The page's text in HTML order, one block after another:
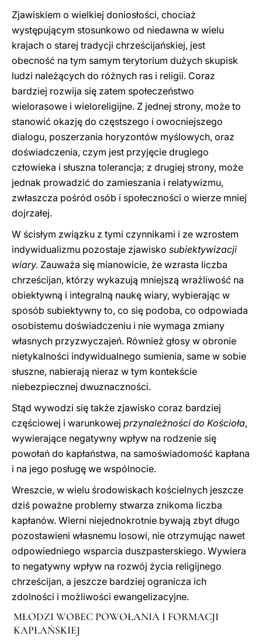
Zjawiskiem o wielkiej doniosłości, chociaż
występującym stosunkowo od niedawna w wielu
krajach o starej tradycji chrześcijańskiej, jest
obecność na tym samym terytorium dużych skupisk
ludzi należących do różnych ras i religii. Coraz
bardziej rozwija się zatem społeczeństwo
wielorasowe i wieloreligijne. Z jednej strony, może to
stanowić okazję do częstszego i owocniejszego
dialogu, poszerzania horyzontów myślowych, oraz
doświadczenia, czym jest przyjęcie drugiego
człowieka i słuszna tolerancja; z drugiej strony, może
jednak prowadzić do zamieszania i relatywizmu,
zwłaszcza pośród osób i społeczności o wierze mniej
dojrzałej.
W ścisłym związku z tymi czynnikami i ze wzrostem
indywidualizmu pozostaje zjawisko subiektywizacji
wiary. Zauważa się mianowicie, że wzrasta liczba
chrześcijan, którzy wykazują mniejszą wrażliwość na
obiektywną i integralną naukę wiary, wybierając w
sposób subiektywny to, co się podoba, co odpowiada
osobistemu doświadczeniu i nie wymaga zmiany
własnych przyzwyczajeń. Również głosy w obronie
nietykalności indywidualnego sumienia, same w sobie
słuszne, nabierają nieraz w tym kontekście
niebezpiecznej dwuznaczności.
Stąd wywodzi się także zjawisko coraz bardziej
częściowej i warunkowej przynależności do Kościoła,
wywierające negatywny wpływ na rodzenie się
powołań do kapłaństwa, na samoświadomość kapłana
i na jego posługę we wspólnocie.
Wreszcie, w wielu środowiskach kościelnych jeszcze
dziś poważne problemy stwarza znikoma liczba
kapłanów. Wierni niejednokrotnie bywają zbyt długo
pozostawieni własnemu losowi, nie otrzymując nawet
odpowiedniego wsparcia duszpasterskiego. Wywiera
to negatywny wpływ na rozwój życia religijnego
chrześcijan, a jeszcze bardziej ogranicza ich
zdolności i możliwości ewangelizacyjne.
MŁODZI WOBEC POWOŁANIA I FORMACJI
KAPŁAŃSKIEJ